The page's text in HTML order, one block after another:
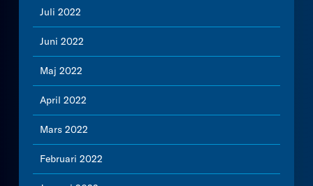
Juli 2022
Juni 2022
Maj 2022
April 2022
Mars 2022
Februari 2022